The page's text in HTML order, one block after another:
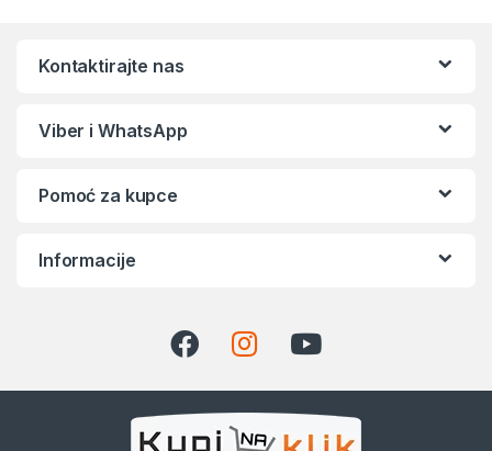
Kontaktirajte nas
Viber i WhatsApp
Pomoć za kupce
Informacije